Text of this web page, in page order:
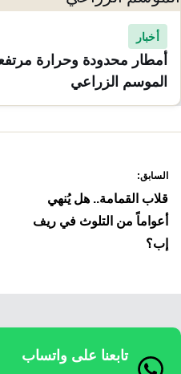
أخبار
أمطار محدودة وحرارة
الموسم الزراعي
المقالات
السابق:
قلاب القمامة.. هل يُنهي
أعواماً من التلوث في ريف
إب؟
تابعنا على واتساب